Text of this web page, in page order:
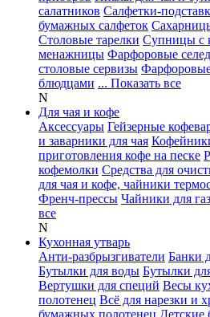
салатников Салфетки-
бумажных салфеток
Столовые тарелки Супницы с
менажницы Фарфоровые
столовые сервизы
блюдцами ... Показать все
N
Для чая и кофе
Аксессуары Гейзерные
и заварники для чая
приготовления кофе на песке
кофемолки Средства для
для чая и кофе, чайники
Френч-прессы Чайники для
все
N
Кухонная утварь
Анти-разбрызгиватели Банки
Бутылки для воды Бутылки
Вертушки для специй Весы
полотенец Всё для нарезки и
бумажных полотенец Детские